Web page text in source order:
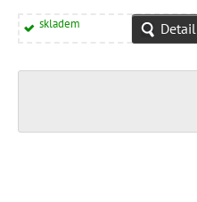
skladem Detail